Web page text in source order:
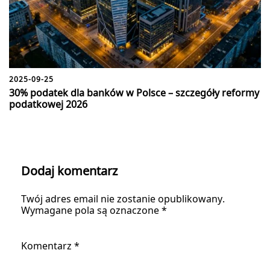
2025-09-25
30% podatek dla banków w Polsce – szczegóły reformy
podatkowej 2026
Dodaj komentarz
Twój adres email nie zostanie opublikowany.
Wymagane pola są oznaczone*
Komentarz *